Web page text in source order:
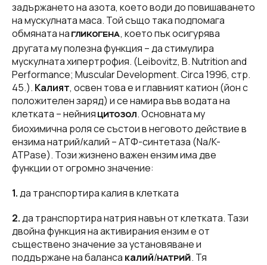
задържането на азота, което води до повишаването
на мускулната маса. Той също така подпомага
обмяната на
ГЛИКОГЕНА, което пък осигурява
другата му полезна функция – да стимулира
мускулната хипертрофия. (Leibovitz, B. Nutrition and
Performance; Muscular Development. Circa 1996, стр.
45.). Калият, освен това е и главният катион (йон с
положителен заряд) и се намира във водата на
клетката – нейния ЦИТОЗОЛ . Основната му
биохимична роля се състои в неговото действие в
ензима натрий/калий – АТФ-синтетаза (Na/K-
ATPase). Този жизнено важен ензим има две
функции от огромно значение:
1.да транспортира калия в клетката
2.да транспортира натрия навън от клетката. Тази
двойна функция на активирания ензим е от
съществено значение за установяване и
поддържане на баланса калий/НАТРИЙ . Тя